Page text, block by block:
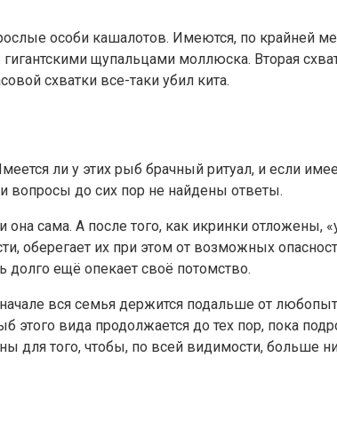
особи кашалотов. Имеются, по крайней
щупальцами моллюска. Вторая
схватки все-таки убил кита.
ли у этих рыб брачный ритуал, и если
вопросы до сих пор не найдены ответы.
сама. А после того, как икринки отложены,
оберегает их при этом от возможных
долго ещё опекает своё потомство.
вся семья держится подальше от
вида продолжается до тех пор, пока
для того, чтобы, по всей видимости, больше